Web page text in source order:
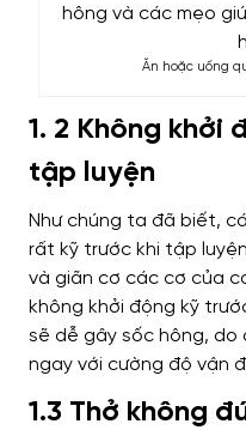
Ăn hoặc uống
1. 2 Không khởi
tập luyện
Như chúng ta đã biết,
rất kỹ trước khi tập
và giãn cơ các cơ của
không khởi động kỹ
sẽ dễ gây sốc hông, do
ngay với cường độ vận
1.3 Thở không